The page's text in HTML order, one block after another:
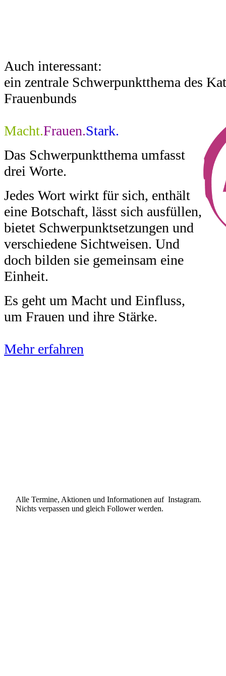
Auch interessant:
ein zentrale Schwerpunktthema des
Frauenbunds
Macht.Frauen.Stark.
Das Schwerpunktthema umfasst
drei Worte.
Jedes Wort wirkt für sich, enthält
eine Botschaft, lässt sich ausfüllen,
bietet Schwerpunktsetzungen und
verschiedene Sichtweisen. Und
doch bilden sie gemeinsam eine
Einheit.
Es geht um Macht und Einfluss,
um Frauen und ihre Stärke.
Mehr erfahren
Alle Termine, Aktionen und Informationen auf Instagram.
Nichts verpassen und gleich Follower werden.